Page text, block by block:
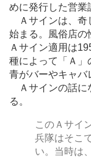
めに発行した営業
Ａサインは、奇
始まる。風俗店の
Ａサイン適用は
種によって「Ａ」
青がバーやキャバ
Ａサインの話に
る。
このＡサイ
兵隊はそこ
い。当時は